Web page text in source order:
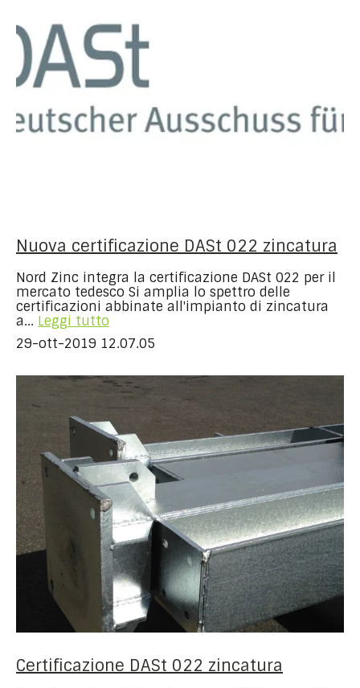
Nuova certificazione DASt 022 zincatura
Nord Zinc integra la certificazione DASt 022 per il
mercato tedesco Si amplia lo spettro delle
certificazioni abbinate all'impianto di zincatura
a... Leggi tutto
29-ott-2019 12.07.05
Certificazione DASt 022 zincatura